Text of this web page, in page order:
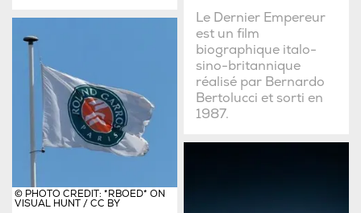
Le Dernier Empereur
est un film
biographique italo-
sino-britannique
réalisé par Bernardo
Bertolucci et sorti en
1987.
© PHOTO CREDIT: *RBOED* ON
VISUAL HUNT / CC BY